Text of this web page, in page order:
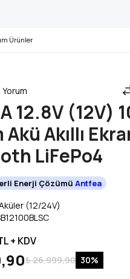
Ürünler
Yorum
12.8V (12V)
Akıllı
LiFePo4
Enerji ÇözümüAntfea
(12/24V)
+ KDV
₺ 26.999,90 30%